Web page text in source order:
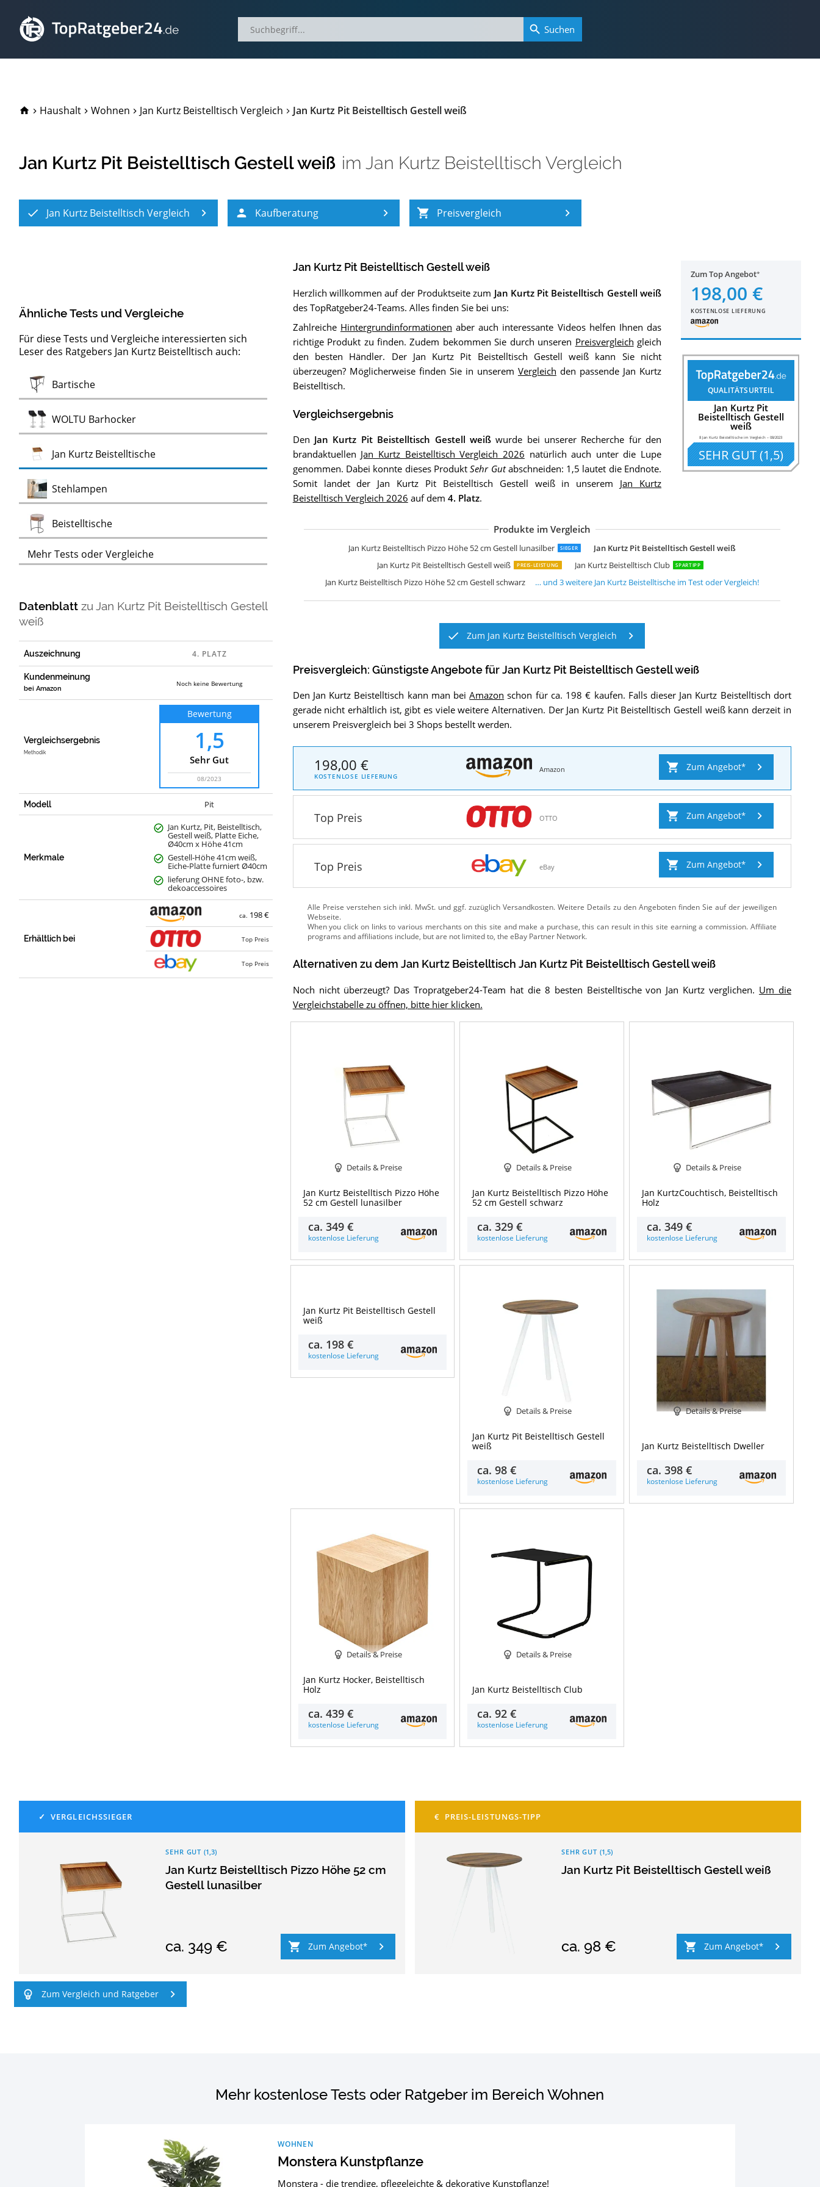
TopRatgeber24.de
Haushalt Wohnen Jan Kurtz Beistelltisch Vergleich Jan Kurtz Pit Beistelltisch Gestell weiß
Jan Kurtz Pit Beistelltisch Gestell weiß im Jan Kurtz Beistelltisch Vergleich
Jan Kurtz Beistelltisch Vergleich Kaufberatung Preisvergleich
Ähnliche Tests und Vergleiche
Für diese Tests und Vergleiche interessierten sich
Leser des Ratgebers Jan Kurtz Beistelltisch auch:
BartischeTest
WOLTU BarhockerTest
Jan Kurtz BeistelltischeTest
Stehlampen
BeistelltischeTest
Konsolentische
ServierwagenTest
Moderne
WanduhrenTest
LED-Pendelleuchten
Artemide Deckenleuchten
Design Wanduhren
KronleuchterTest
Nicht-tickende Wanduhren
Ewiger Kalender
Flugzeugtrolleys
Alu Bord-Boxen
Stimmungslichter
Monstera
Test
Monstera Kunstpflanzen
Mehr Tests oder Vergleiche
DatenblattzuJan Kurtz Pit Beistelltisch Gestell
weiß
Auszeichnung
Kundenmeinung
bei Amazon
Noch keine Bewertung
Vergleichsergebnis
Methodik
Bewertung
1,5
Sehr Gut
08/2023
Modell Pit
Merkmale
Jan Kurtz, Pit, Beistelltisch,
Gestell weiß, Platte Eiche,
Ø40cm x Höhe 41cm
Gestell-Höhe 41cm weiß,
Eiche-Platte furniert Ø40cm
lieferung OHNE foto-, bzw.
dekoaccessoires
Erhältlich bei
ca. 198 €
Top Preis
Top Preis
Zum Top Angebot
198,00 €
KOSTENLOSE LIEFERUNG
QUALITÄTSURTEIL
Jan Kurtz Pit
Beistelltisch Gestell
weiß
8 Jan Kurtz Beistelltische im Vergleich –08/2023
SEHR GUT(1,5)
Jan Kurtz Pit Beistelltisch Gestell weiß
Herzlich willkommen auf der Produktseite zum Jan Kurtz Pit Beistelltisch Gestell weiß
des TopRatgeber24-Teams. Alles finden Sie bei uns:
Zahlreiche Hintergrundinformationen aber auch interessante Videos helfen Ihnen das
richtige Produkt zu finden. Zudem bekommen Sie durch unseren Preisvergleich gleich
den besten Händler. Der Jan Kurtz Pit Beistelltisch Gestell weiß kann Sie nicht
überzeugen? Möglicherweise finden Sie in unserem Vergleich den passende Jan Kurtz
Beistelltisch.
Vergleichsergebnis
Den Jan Kurtz Pit Beistelltisch Gestell weißwurde bei unserer Recherche für den
brandaktuellen Jan Kurtz Beistelltisch Vergleich 2026 natürlich auch unter die Lupe
genommen. Dabei konnte dieses ProduktSehr Gutabschneiden: 1,5 lautet die Endnote.
Somit landet der Jan Kurtz Pit Beistelltisch Gestell weiß in unserem Jan Kurtz
Beistelltisch Vergleich 2026 auf dem 4. Platz.
Produkte im Vergleich
Jan Kurtz Beistelltisch Pizzo Höhe 52 cm Gestell lunasilber SIEGER
Jan Kurtz Pit Beistelltisch Gestell weiß
Jan Kurtz Pit Beistelltisch Gestell weiß
PREIS-LEISTUNG Jan Kurtz Beistelltisch Club SPARTIPP
Jan Kurtz Beistelltisch Pizzo Höhe 52 cm Gestell schwarz
Jan KurtzCouchtisch, Beistelltisch Holz
Jan Kurtz Beistelltisch Dweller
Jan Kurtz Hocker, Beistelltisch Holz
… und 3weitere Jan Kurtz Beistelltischeim Test oder Vergleich!
Zum Jan Kurtz Beistelltisch Vergleich
Preisvergleich: Günstigste Angebote für Jan Kurtz Pit Beistelltisch Gestell weiß
Den Jan Kurtz Beistelltisch kann man beiAmazon schon für ca. 198 € kaufen. Falls dieser Jan Kurtz Beistelltisch dort
gerade nicht erhältlich ist, gibt es viele weitere Alternativen. Der Jan Kurtz Pit Beistelltisch Gestell weiß kann derzeit in
unserem Preisvergleich bei 3 Shops bestellt werden.
198,00 €
KOSTENLOSE LIEFERUNG
Amazon Zum Angebot
Top Preis OTTO Zum Angebot
Top Preis eBay Zum Angebot
Alle Preise verstehen sich inkl. MwSt. und ggf. zuzüglich Versandkosten. Weitere Details zu den Angebotenfinden Sie auf der jeweiligen
Webseite.
Alternativen zu dem Jan Kurtz Beistelltisch Jan Kurtz Pit Beistelltisch Gestell weiß
Noch nicht überzeugt? Das Tropratgeber24-Team hat die 8 besten Beistelltische von Jan Kurtz verglichen. Um die
Vergleichstabelle zu öffnen, bitte hier klicken.
Details & Preise
Jan Kurtz Beistelltisch Pizzo Höhe
52 cm Gestell lunasilber
ca. 349 €
kostenlose Lieferung
Details & Preise
Jan Kurtz Beistelltisch Pizzo Höhe
52 cm Gestell schwarz
ca.329 €
kostenlose Lieferung
Details & Preise
Jan KurtzCouchtisch, Beistelltisch
Holz
ca.349 €
kostenlose Lieferung
Jan Kurtz Pit Beistelltisch Gestell
weiß
ca. 198 €
kostenlose Lieferung
Details & Preise
Jan Kurtz Pit Beistelltisch Gestell
weiß
ca.98 €
kostenlose Lieferung
Details & Preise
Jan Kurtz Beistelltisch Dweller
ca.398 €
kostenlose Lieferung
Details & Preise
Jan Kurtz Hocker, Beistelltisch
Holz
ca. 439 €
kostenlose Lieferung
Details & Preise
Jan Kurtz Beistelltisch Club
ca.92 €
kostenlose Lieferung
SEHR GUT (1,3)
Jan Kurtz Beistelltisch Pizzo Höhe 52 cm
Gestell lunasilber
ca. 349 € Zum Angebot
SEHR GUT (1,5)
Jan Kurtz Pit Beistelltisch Gestell weiß
ca. 98 € Zum Angebot
Zum Vergleich und Ratgeber
Mehr kostenlose Tests oder Ratgeber im BereichWohnen
WOHNEN
Monstera Kunstpflanze
Monstera - die trendige, pflegeleichte & dekorative Kunstpflanze!
Suchen